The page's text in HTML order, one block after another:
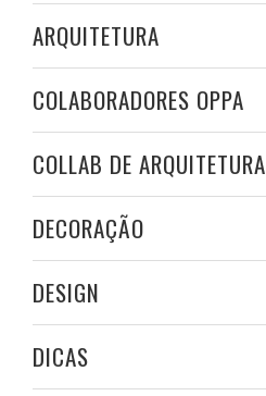
ARQUITETURA
COLABORADORES OPPA
COLLAB DE ARQUITETURA
DECORAÇÃO
DESIGN
DICAS